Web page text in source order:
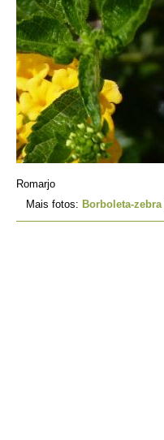
Romarjo
Mais fotos: Borboleta-zebra